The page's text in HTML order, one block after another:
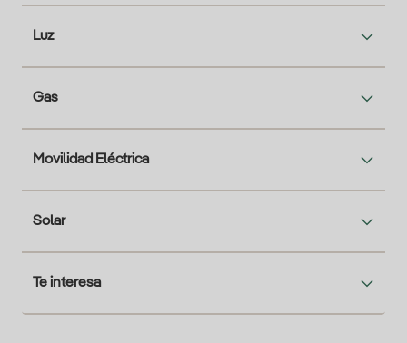
Luz
Gas
Movilidad Eléctrica
Solar
Te interesa